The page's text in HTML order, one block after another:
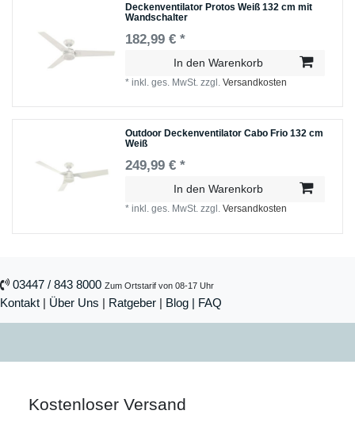
Deckenventilator Protos Weiß 132 cm mit
Wandschalter
182,99 € *
In den Warenkorb
*inkl. ges. MwSt. zzgl.Versandkosten
Outdoor Deckenventilator Cabo Frio 132 cm
Weiß
249,99 € *
In den Warenkorb
*inkl. ges. MwSt. zzgl.Versandkosten
03447 / 843 8000 Zum Ortstarif von 08-17 Uhr
Kontakt | Über Uns | Ratgeber | Blog | FAQ
Kostenloser Versand